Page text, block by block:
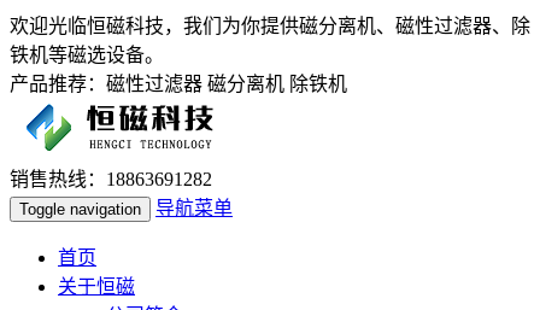
欢迎光临恒磁科技，我们为你提供磁分离机、磁性过滤器、除
铁机等磁选设备。
产品推荐：磁性过滤器 磁分离机 除铁机
销售热线：18863691282
Toggle navigation 导航菜单
首页
关于恒磁